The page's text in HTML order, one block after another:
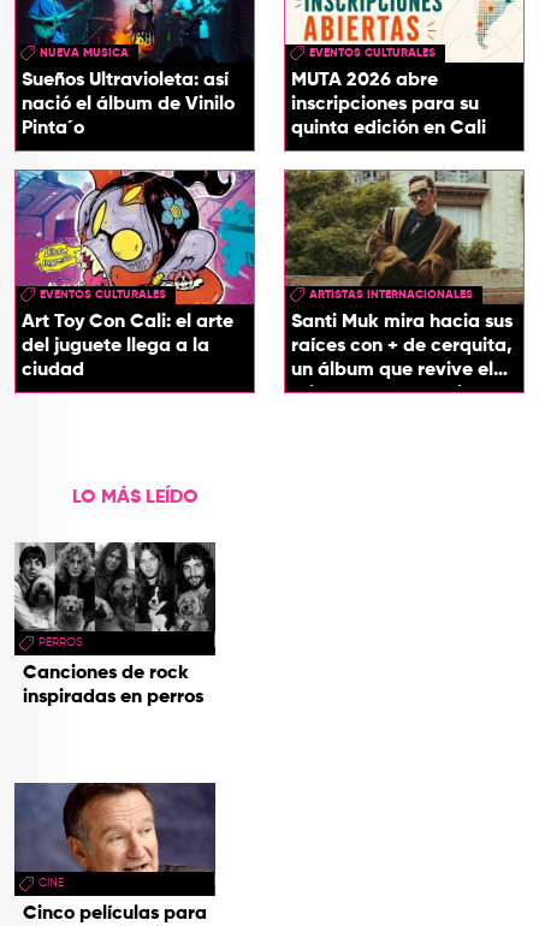
NUEVA MUSICA
Sueños Ultravioleta: así
nació el álbum de Vinilo
Pinta´o
EVENTOS CULTURALES
MUTA 2026 abre
inscripciones para su
quinta edición en Cali
EVENTOS CULTURALES
Art Toy Con Cali: el arte
del juguete llega a la
ciudad
ARTISTAS INTERNACIONALES
Santi Muk mira hacia sus
raíces con + de cerquita,
un álbum que revive el
origen de sus canciones
LO MÁS LEÍDO
PERROS
Canciones de rock
inspiradas en perros
CINE
Cinco películas para